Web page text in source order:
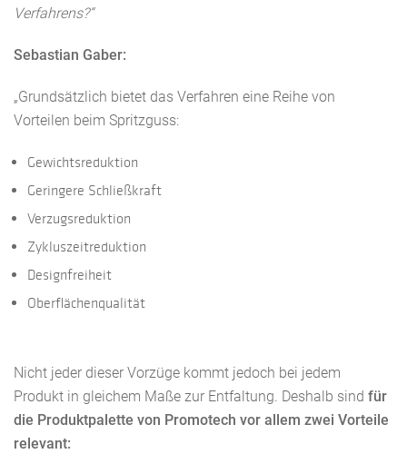
Verfahrens?“
Sebastian Gaber:
„Grundsätzlich bietet das Verfahren eine Reihe von
Vorteilen beim Spritzguss:
Gewichtsreduktion
Geringere Schließkraft
Verzugsreduktion
Zykluszeitreduktion
Designfreiheit
Oberflächenqualität
Nicht jeder dieser Vorzüge kommt jedoch bei jedem
Produkt in gleichem Maße zur Entfaltung. Deshalb sind für
die Produktpalette von Promotech vor allem zwei Vorteile
relevant: